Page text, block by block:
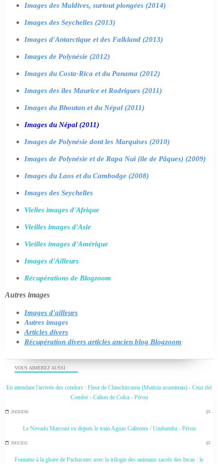
VOUS AIMEREZ AUSSI :
En attendant l'arrivée des condors : Fleur de Chinchircuma (Mutisia acuminata) - Cruz del
Condor - Cañon de Colca - Pérou
24/03/2016 …
Le Nevado Marconi vu depuis le train Aguas Calientes / Urubamba - Pérou
19/01/2015 …
Fontaine à la gloire de Pachacutec avec la trilogie des animaux sacrés des Incas : le
Images des Maldives, surtout plongées (2014)
Images des Seychelles (2013)
Images d'Antarctique et des Falkland (2013)
Images de Polynésie (2012)
Images du Costa-Rica et du Panama (2012)
Images des îles Maurice et Rodrigues (2011)
Images du Bhoutan et du Népal (2011)
Images du Népal (2011)
Images de Polynésie dont les Marquises (2010)
Images de Polynésie et de Rapa Nui (île de Pâques) (2009)
Images du Laos et du Cambodge (2008)
Images des Seychelles
Vielles images d'Afrique
Vieilles images d'Asie
Vieilles images d'Amérique
Images d'Ailleurs
Récupérations de Blogzoom
Autres images
Images d'ailleurs
Autres images
Articles divers
Récupération divers articles ancien blog Blogzoom